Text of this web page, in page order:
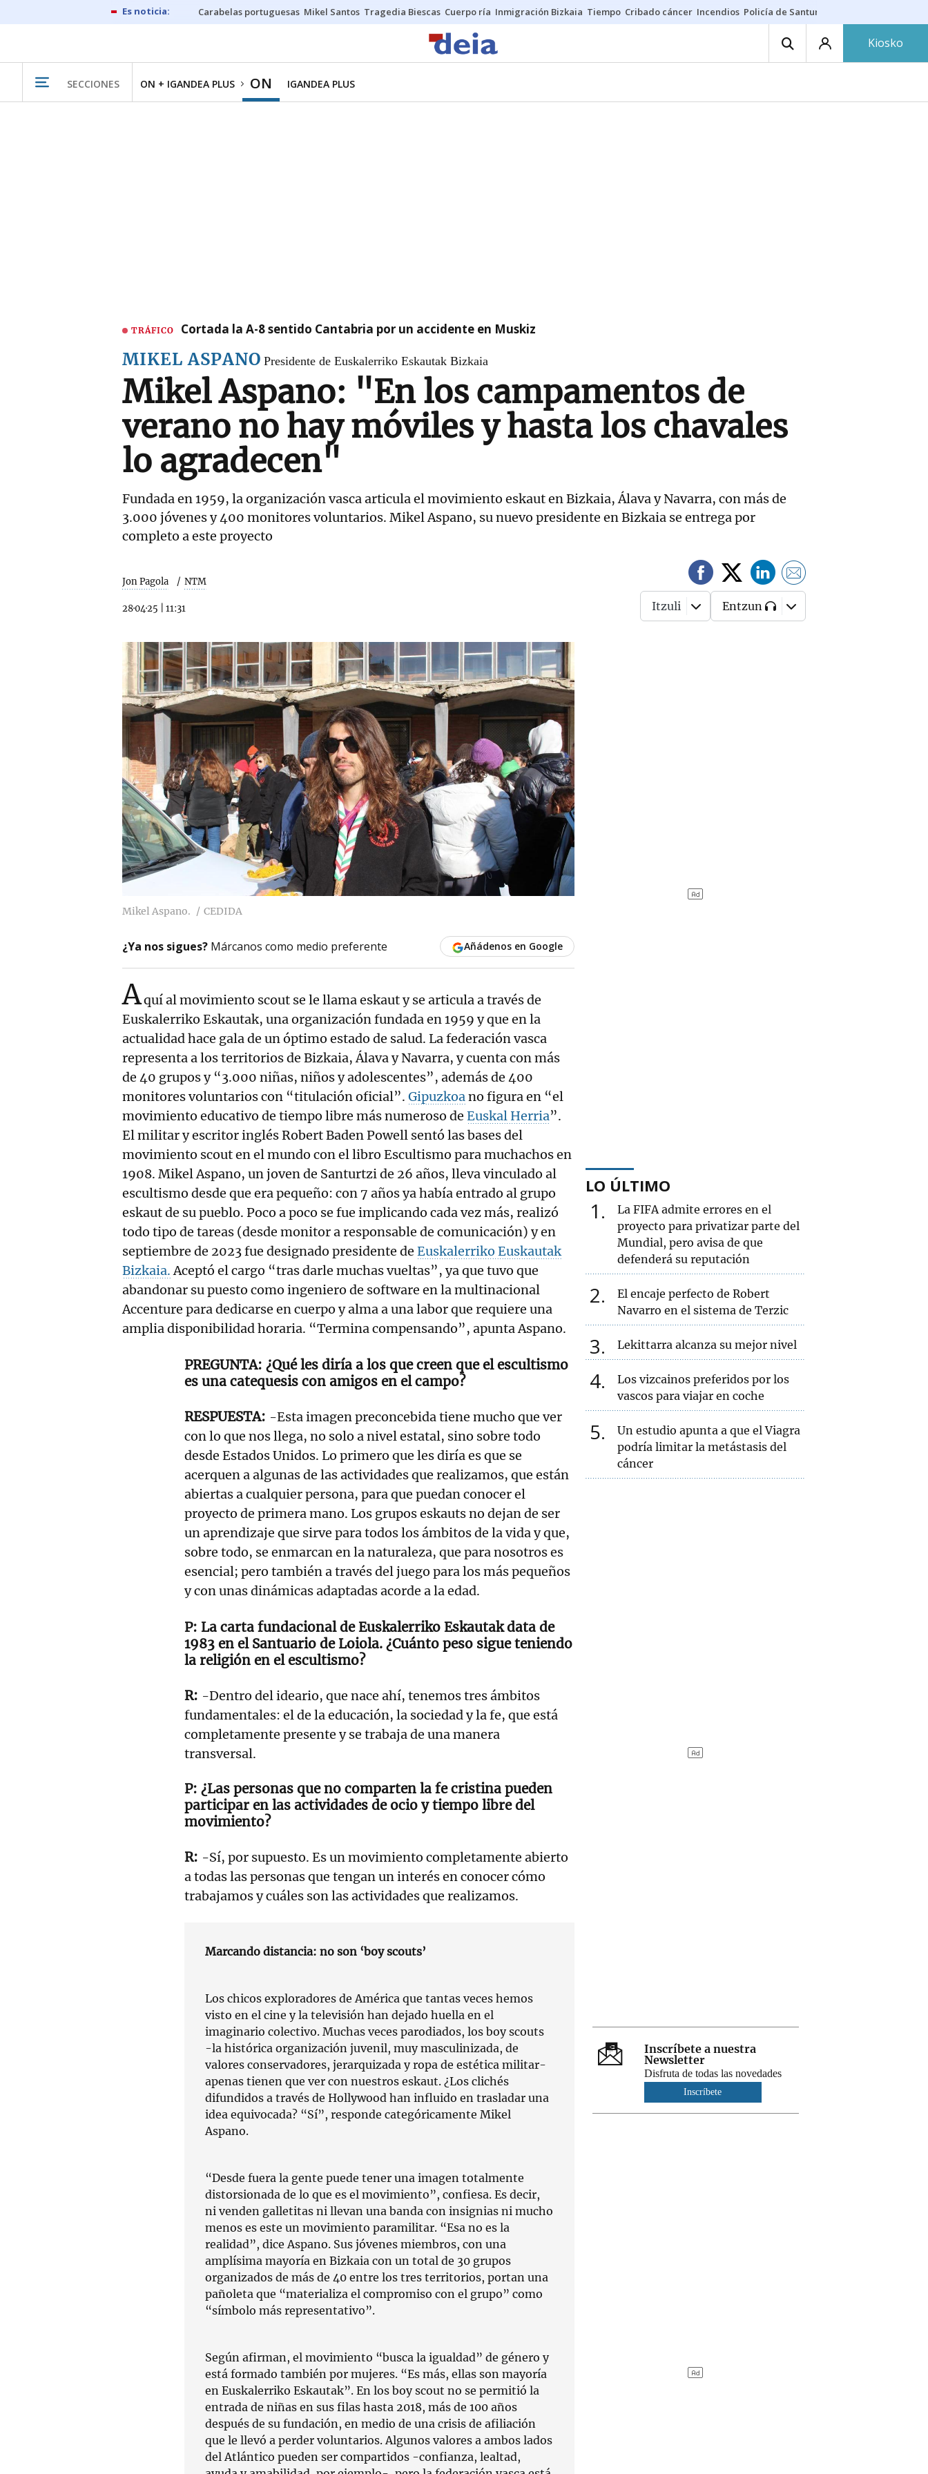
Carabelas portuguesas Mikel Santos Tragedia Biescas Cuerpo ría Inmigración Bizkaia Tiempo Cribado cáncer Incendios Policía de Santurtzi
Kiosko
SECCIONES ON + IGANDEA PLUS ON IGANDEA PLUS
TRÁFICO Cortada la A-8 sentido Cantabria por un accidente en Muskiz
MIKEL ASPANO Presidente de Euskalerriko Eskautak Bizkaia
Mikel Aspano: "En los campamentos de
verano no hay móviles y hasta los chavales
lo agradecen"
Fundada en 1959, la organización vasca articula el movimiento eskaut en Bizkaia, Álava y Navarra, con más de
3.000 jóvenes y 400 monitores voluntarios. Mikel Aspano, su nuevo presidente en Bizkaia se entrega por
completo a este proyecto
Jon Pagola NTM
28·04·25 11:31 Itzuli Entzun
Mikel Aspano. CEDIDA
¿Ya nos sigues? Márcanos como medio preferente Añádenos en Google
Aquí al movimiento scout se le llama eskaut y se articula a través de
Euskalerriko Eskautak, una organización fundada en 1959 y que en la
actualidad hace gala de un óptimo estado de salud. La federación vasca
representa a los territorios de Bizkaia, Álava y Navarra, y cuenta con más
de 40 grupos y “3.000 niñas, niños y adolescentes”, además de 400
monitores voluntarios con “titulación oficial”. Gipuzkoano figura en “el
movimiento educativo de tiempo libre más numeroso de Euskal Herria”.
El militar y escritor inglés Robert Baden Powell sentó las bases del
movimiento scout en el mundo con el libro Escultismo para muchachos en
1908. Mikel Aspano, un joven de Santurtzi de 26 años, lleva vinculado al
escultismo desde que era pequeño: con 7 años ya había entrado al grupo
eskaut de su pueblo. Poco a poco se fue implicando cada vez más, realizó
todo tipo de tareas (desde monitor a responsable de comunicación) y en
septiembre de 2023 fue designado presidente de Euskalerriko Euskautak
Bizkaia.Aceptó el cargo “tras darle muchas vueltas”, ya que tuvo que
abandonar su puesto como ingeniero de software en la multinacional
Accenture para dedicarse en cuerpo y alma a una labor que requiere una
amplia disponibilidad horaria. “Termina compensando”, apunta Aspano.
¿Qué les diría a los que creen que el escultismo
es una catequesis con amigos en el campo?
-Esta imagen preconcebida tiene mucho que ver
con lo que nos llega, no solo a nivel estatal, sino sobre todo
desde Estados Unidos. Lo primero que les diría es que se
acerquen a algunas de las actividades que realizamos, que están
abiertas a cualquier persona, para que puedan conocer el
proyecto de primera mano. Los grupos eskauts no dejan de ser
un aprendizaje que sirve para todos los ámbitos de la vida y que,
sobre todo, se enmarcan en la naturaleza, que para nosotros es
esencial; pero también a través del juego para los más pequeños
y con unas dinámicas adaptadas acorde a la edad.
La carta fundacional de Euskalerriko Eskautak data de
1983 en el Santuario de Loiola. ¿Cuánto peso sigue teniendo
la religión en el escultismo?
-Dentro del ideario, que nace ahí, tenemos tres ámbitos
fundamentales: el de la educación, la sociedad y la fe, que está
completamente presente y se trabaja de una manera
transversal.
¿Las personas que no comparten la fe cristina pueden
participar en las actividades de ocio y tiempo libre del
movimiento?
-Sí, por supuesto. Es un movimiento completamente abierto
a todas las personas que tengan un interés en conocer cómo
trabajamos y cuáles son las actividades que realizamos.
Marcando distancia: no son ‘boy scouts’
Los chicos exploradores de América que tantas veces hemos
visto en el cine y la televisión han dejado huella en el
imaginario colectivo. Muchas veces parodiados, los boy scouts
-la histórica organización juvenil, muy masculinizada, de
valores conservadores, jerarquizada y ropa de estética militar-
apenas tienen que ver con nuestros eskaut. ¿Los clichés
difundidos a través de Hollywood han influido en trasladar una
idea equivocada? “Sí”, responde categóricamente Mikel
Aspano.
“Desde fuera la gente puede tener una imagen totalmente
distorsionada de lo que es el movimiento”, confiesa. Es decir,
ni venden galletitas ni llevan una banda con insignias ni mucho
menos es este un movimiento paramilitar. “Esa no es la
realidad”, dice Aspano. Sus jóvenes miembros, con una
amplísima mayoría en Bizkaia con un total de 30 grupos
organizados de más de 40 entre los tres territorios, portan una
pañoleta que “materializa el compromiso con el grupo” como
“símbolo más representativo”.
Según afirman, el movimiento “busca la igualdad” de género y
está formado también por mujeres. “Es más, ellas son mayoría
en Euskalerriko Eskautak”. En los boy scout no se permitió la
entrada de niñas en sus filas hasta 2018, más de 100 años
después de su fundación, en medio de una crisis de afiliación
que le llevó a perder voluntarios. Algunos valores a ambos lados
del Atlántico pueden ser compartidos -confianza, lealtad,
LO ÚLTIMO
1
La FIFA admite errores en el
proyecto para privatizar parte del
Mundial, pero avisa de que
defenderá su reputación
2
El encaje perfecto de Robert
Navarro en el sistema de Terzic
3 Lekittarra alcanza su mejor nivel
4
Los vizcainos preferidos por los
vascos para viajar en coche
5
Un estudio apunta a que el Viagra
podría limitar la metástasis del
cáncer
Inscríbete a nuestra
Newsletter
Disfruta de todas las novedades
Inscríbete